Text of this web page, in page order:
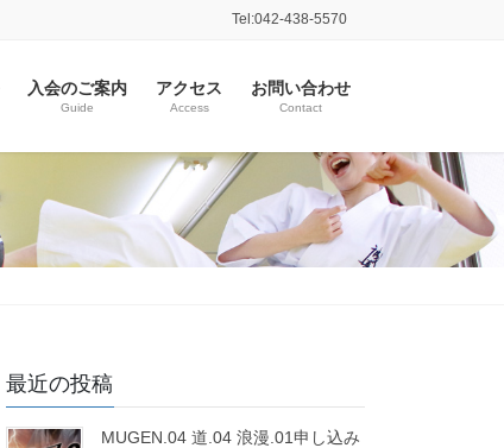
Tel:042-438-5570
入会のご案内
Guide
アクセス
Access
お問い合わせ
Contact
最近の投稿
MUGEN.04 道.04 浪漫.01申し込み